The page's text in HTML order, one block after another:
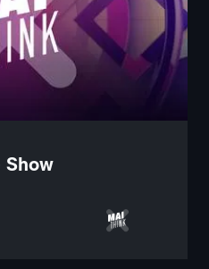
Show